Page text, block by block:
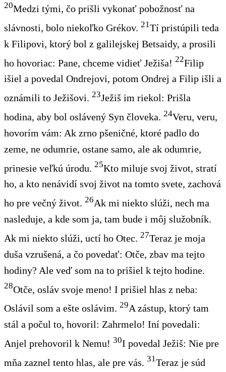
20Medzi tými, čo prišli vykonať pobožnosť na
slávnosti, bolo niekoľko Grékov. 21Tí pristúpili teda
k Filipovi, ktorý bol z galilejskej Betsaidy, a prosili
ho hovoriac: Pane, chceme vidieť Ježiša! 22Filip
išiel a povedal Ondrejovi, potom Ondrej a Filip išli a
oznámili to Ježišovi. 23Ježiš im riekol: Prišla
hodina, aby bol oslávený Syn človeka. 24Veru, veru,
hovorím vám: Ak zrno pšeničné, ktoré padlo do
zeme, ne odumrie, ostane samo, ale ak odumrie,
prinesie veľkú úrodu. 25Kto miluje svoj život, stratí
ho, a kto nenávidí svoj život na tomto svete, zachová
ho pre večný život. 26Ak mi niekto slúži, nech ma
nasleduje, a kde som ja, tam bude i môj služobník.
Ak mi niekto slúži, uctí ho Otec. 27Teraz je moja
duša vzrušená, a čo povedať: Otče, zbav ma tejto
hodiny? Ale veď som na to prišiel k tejto hodine.
28Otče, osláv svoje meno! I prišiel hlas z neba:
Oslávil som a ešte oslávim. 29A zástup, ktorý tam
stál a počul to, hovoril: Zahrmelo! Iní povedali:
Anjel prehovoril k Nemu! 30I povedal Ježiš: Nie pre
mňa zaznel tento hlas, ale pre vás. 31Teraz je súd